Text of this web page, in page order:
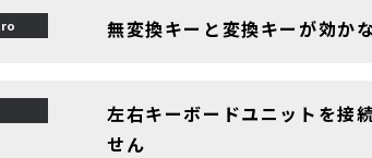
無変換キーと変換キーが効か
左右キーボードユニットを接
せん